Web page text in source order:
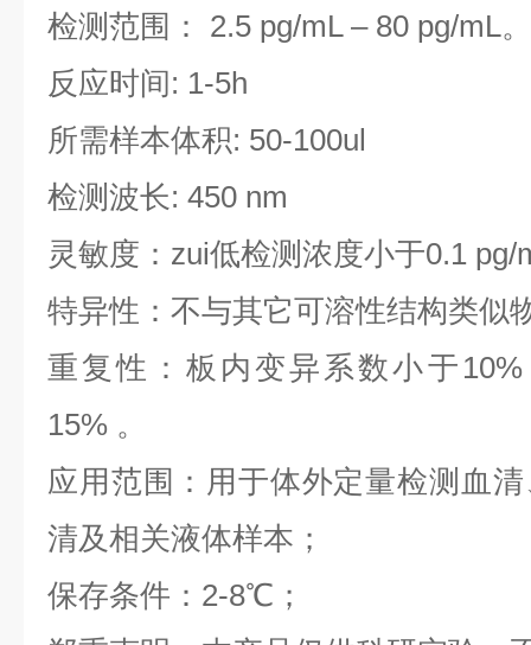
检测范围： 2.5 pg/mL – 80 pg/mL。
反应时间: 1-5h
所需样本体积: 50-100ul
检测波长: 450 nm
灵敏度：zui低检测浓度小于0.1 pg/
特异性：不与其它可溶性结构类似
重复性：板内变异系数小于
15% 。
应用范围：用于体外定量检测血
清及相关液体样本；
保存条件：2-8℃；